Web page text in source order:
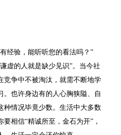
经验，能听听您的看法吗？”
虚的人就是缺少见识”。当今社
竞争中不被淘汰，就需不断地学
。也许身边有的人心胸狭隘、自
种情况毕竟少数。生活中大多数
相信“精诚所至，金石为开”，